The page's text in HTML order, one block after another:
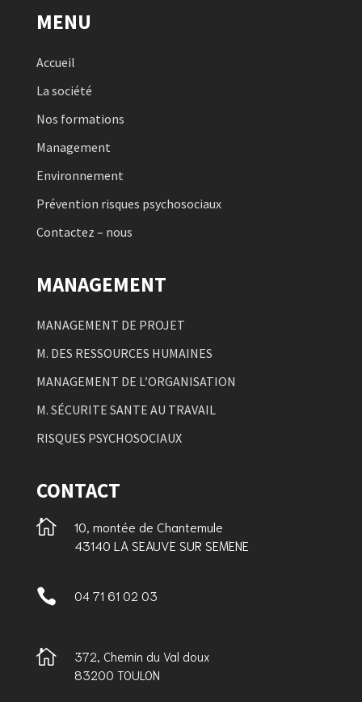
MENU
Accueil
La société
Nos formations
Management
Environnement
Prévention risques psychosociaux
Contactez – nous
MANAGEMENT
MANAGEMENT DE PROJET
M. DES RESSOURCES HUMAINES
MANAGEMENT DE L’ORGANISATION
M. SÉCURITE SANTE AU TRAVAIL
RISQUES PSYCHOSOCIAUX
CONTACT

10, montée de Chantemule
43140 LA SEAUVE SUR SEMENE
 04 71 61 02 03

372, Chemin du Val doux
83200 TOULON